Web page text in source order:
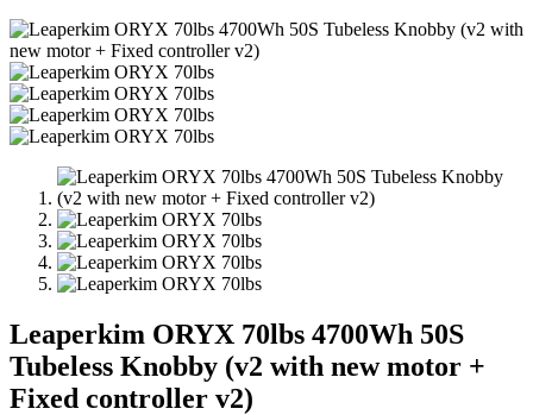
Leaperkim ORYX 70lbs 4700Wh 50S
Tubeless Knobby (v2 with new motor +
Fixed controller v2)